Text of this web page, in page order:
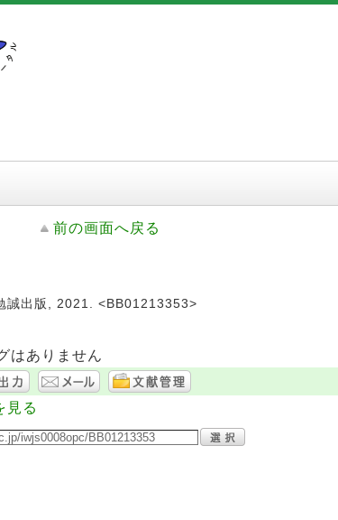
前の画面へ戻る
誠出版, 2021. <BB01213353>
はありません
見る